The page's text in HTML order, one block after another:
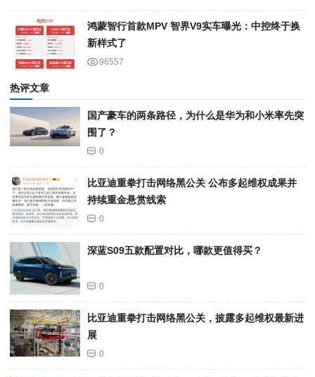
鸿蒙智行首款MPV 智界V9实车曝光：中控终于换
新样式了
96557
热评文章
国产豪车的两条路径，为什么是华为和小米率先突
围了？
0
比亚迪重拳打击网络黑公关 公布多起维权成果并
持续重金悬赏线索
0
深蓝S09五款配置对比，哪款更值得买？
0
比亚迪重拳打击网络黑公关，披露多起维权最新进
展
0